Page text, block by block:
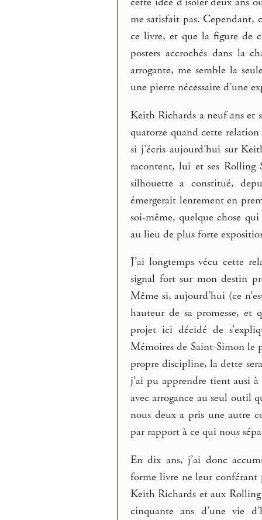
me satisfait pas. Cependant,
ce livre, et que la figure de
posters accrochés dans la
arrogante, me semble la
une pierre nécessaire d’une
Keith Richards a neuf ans et
quatorze quand cette
si j’écris aujourd’hui sur
racontent, lui et ses Rolling
silhouette a constitué,
émergerait lentement en
soi-même, quelque chose
au lieu de plus forte
J’ai longtemps vécu cette
signal fort sur mon destin
Même si, aujourd’hui (ce
hauteur de sa promesse, et
projet ici décidé de
Mémoires de Saint-Simon le
propre discipline, la dette
j’ai pu apprendre tient ausi à
avec arrogance au seul outil
nous deux a pris une autre
par rapport à ce qui nous
En dix ans, j’ai donc
forme livre ne leur conférant
Keith Richards et aux
cinquante ans d’une vie